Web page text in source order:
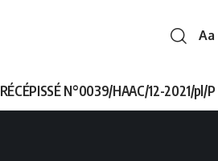
Font
Aa
RÉCÉPISSÉ N°0039/HAAC/12-2021/pl/P